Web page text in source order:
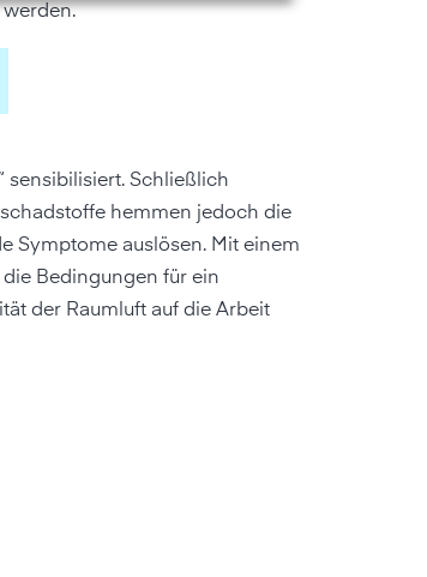
sensibilisiert. Schließlich
hemmen jedoch die
Symptome auslösen. Mit einem
Bedingungen für ein
der Raumluft auf die Arbeit